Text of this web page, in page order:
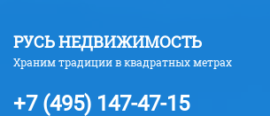
РУСЬ НЕДВИЖИМОСТЬ
Храним традиции в квадратных метрах
+7 (495) 147-47-15